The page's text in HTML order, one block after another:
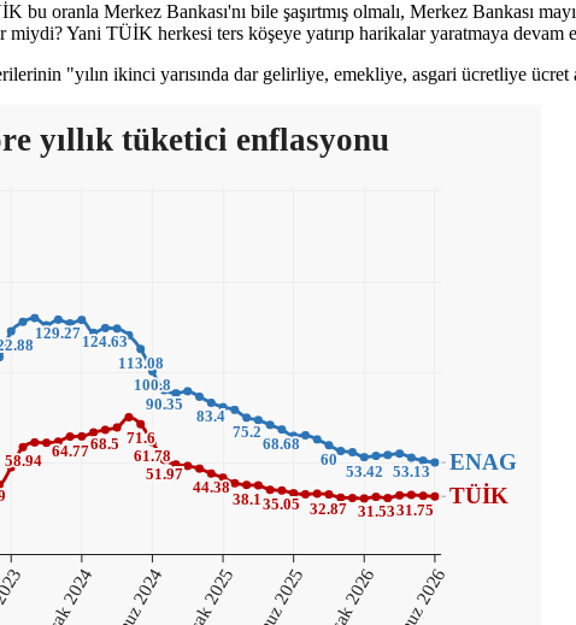
oranla Merkez Bankası'nı bile şaşırtmış olmalı, Merkez Bankası
Yani TÜİK herkesi ters köşeye yatırıp harikalar yaratmaya devam
"yılın ikinci yarısında dar gelirliye, emekliye, asgari ücretliye ücret